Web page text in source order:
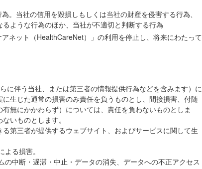
。当社の信用を毀損しもしくは当社の財産を侵害する行為、
ような行為のほか、当社が不適切と判断する行為
ネット（HealthCareNet）」の利用を停止し、将来にわたって
に伴う当社、または第三者の情報提供行為などを含みます）に
生じた通常の損害のみ責任を負うものとし、間接損害、付随
無にかかわらず）については、責任を負わないものとしま
いものとします。
第三者が提供するウェブサイト、およびサービスに関して生
る損害。
中断・遅滞・中止・データの消失、データへの不正アクセス